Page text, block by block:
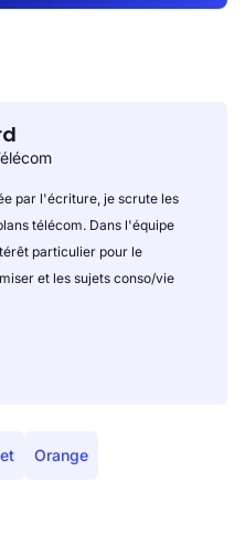
par l'écriture, je scrute les
télécom. Dans l'équipe
particulier pour le
et les sujets conso/vie
Orange